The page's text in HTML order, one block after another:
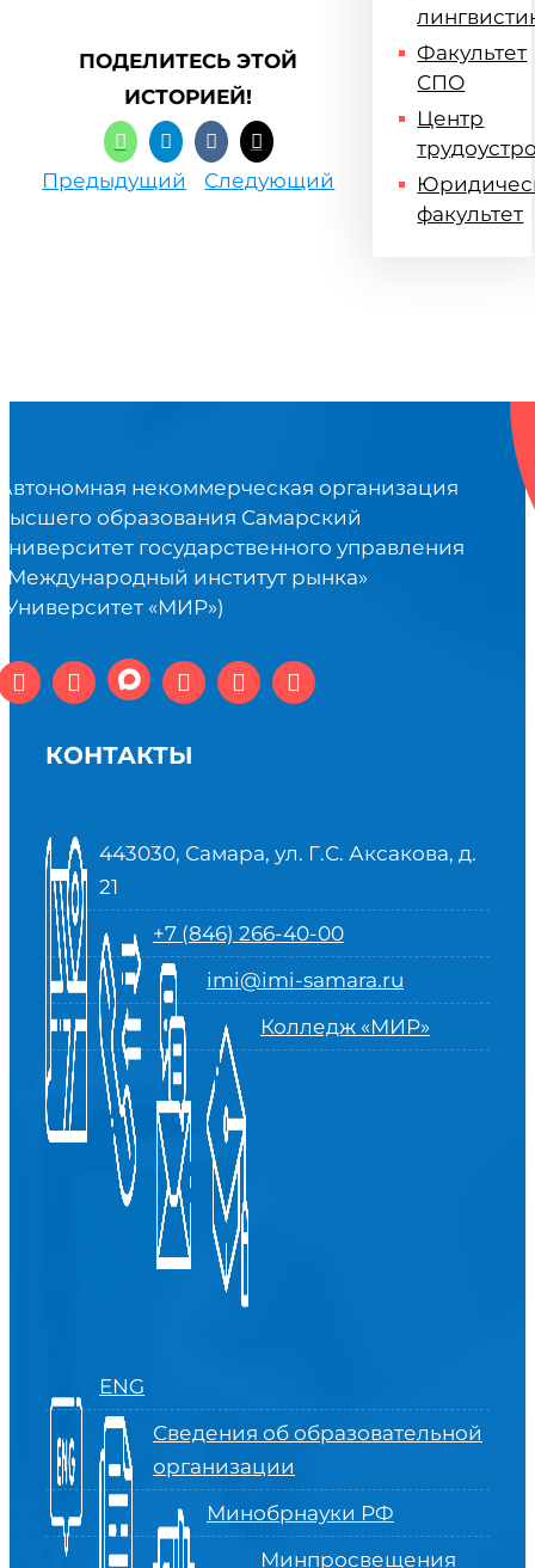
ПОДЕЛИТЕСЬ ЭТОЙ
ИСТОРИЕЙ!
Предыдущий Следующий
Факультет
СПО
Центр
факультет
некоммерческая организация
образования Самарский
государственного управления
институт рынка»
«МИР»)
КОНТАКТЫ
443030, Самара, ул. Г.С. Аксакова, д.
21
+7 (846) 266-40-00
imi@imi-samara.ru
Колледж «МИР»
ENG
Сведения об образовательной
организации
Минобрнауки РФ
Минпросвещения